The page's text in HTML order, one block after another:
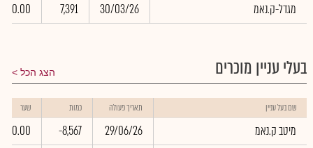
מגדל-ק.נאמ
30/03/26
7,391
0.00
בעלי עניין מוכרים הצג הכל
שם בעל עניין תאריך פעולה כמות שער
מיטב ק.נאמ 29/06/26
-8,567
0.00